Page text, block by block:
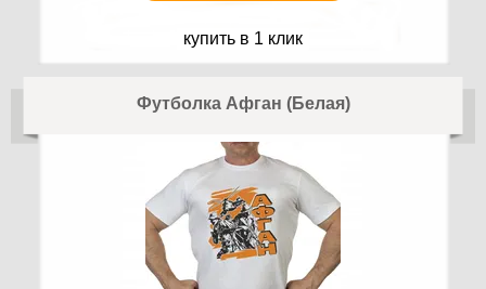
купить в 1 клик
Футболка Афган (Белая)